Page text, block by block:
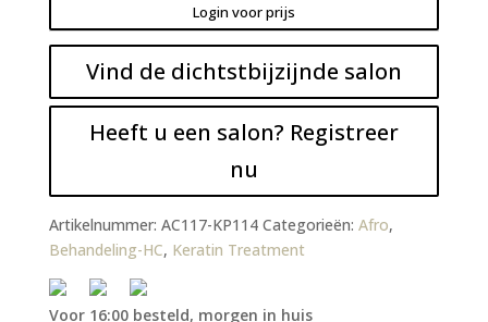
Login voor prijs
Vind de dichtstbijzijnde salon
Heeft u een salon? Registreer
nu
Artikelnummer: AC117-KP114 Categorieën: Afro,
Behandeling-HC, Keratin Treatment
Voor 16:00 besteld, morgen in huis